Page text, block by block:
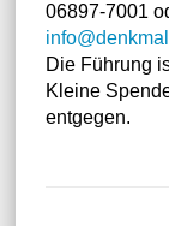
06897-7001
Die Führung
Kleine
entgegen.